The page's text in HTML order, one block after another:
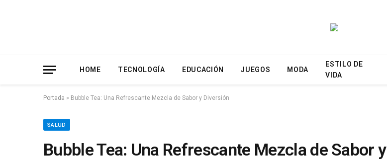
HOME TECNOLOGÍA EDUCACIÓN JUEGOS MODA
ESTILO DE
VIDA
Portada » Bubble Tea: Una Refrescante Mezcla de Sabor y Diversión
SALUD
Bubble Tea: Una Refrescante Mezcla de Sabor y